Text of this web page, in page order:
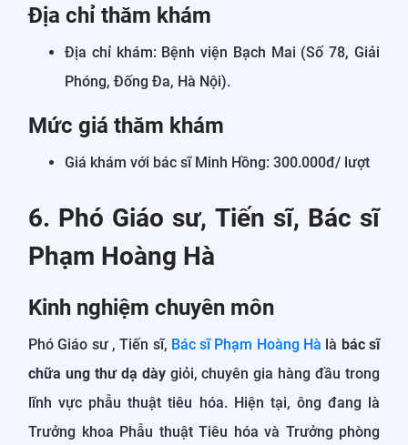
Địa chỉ thăm khám
Địa chỉ khám: Bệnh viện Bạch Mai (Số 78, Giải
Phóng, Đống Đa, Hà Nội).
Mức giá thăm khám
Giá khám với bác sĩ Minh Hồng: 300.000đ/ lượt
6. Phó Giáo sư, Tiến sĩ, Bác sĩ
Phạm Hoàng Hà
Kinh nghiệm chuyên môn
Phó Giáo sư , Tiến sĩ, Bác sĩ Phạm Hoàng Hà là bác sĩ
chữa ung thư dạ dày giỏi, chuyên gia hàng đầu trong
lĩnh vực phẫu thuật tiêu hóa. Hiện tại, ông đang là
Trưởng khoa Phẫu thuật Tiêu hóa và Trưởng phòng